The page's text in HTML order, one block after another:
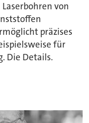
Laserbohren von
präzises
für
Die Details.